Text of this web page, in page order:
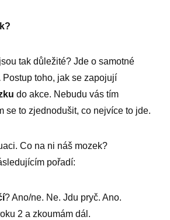
tak důležité? Jde o samotné
Postup toho, jak se zapojují
do akce. Nebudu vás tím
se to zjednodušit, co nejvíce to jde.
Co na ni náš mozek?
pořadí:
? Ano/ne. Ne. Jdu pryč. Ano.
2 a zkoumám dál.